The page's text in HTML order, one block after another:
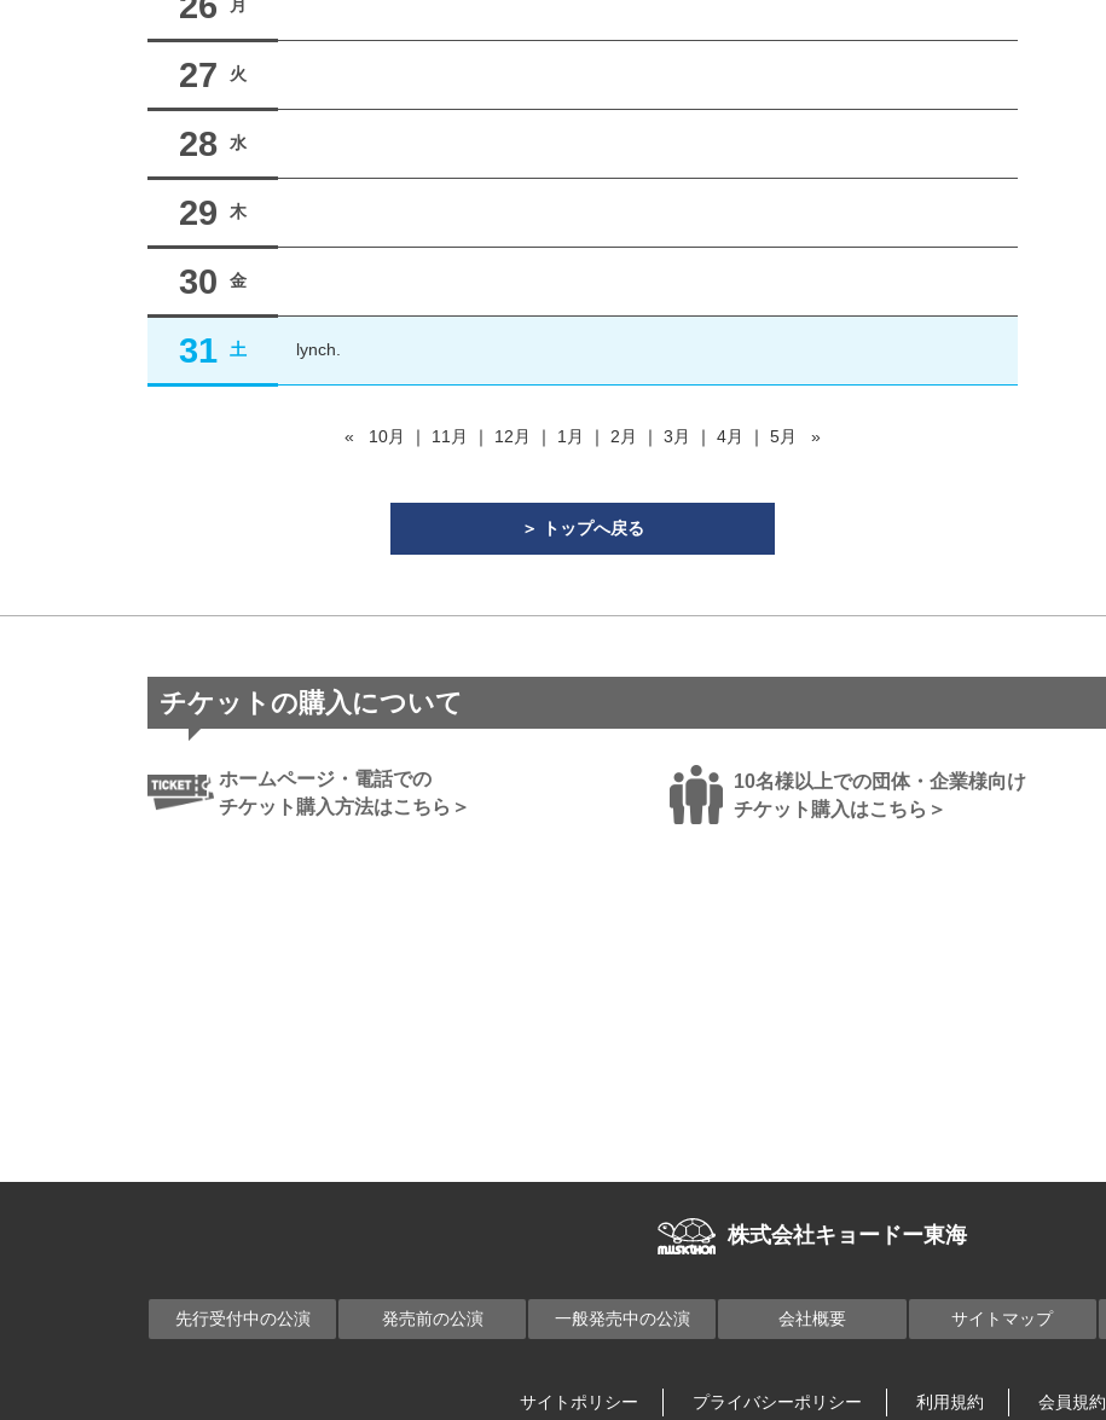
月
27 火
28 水
29 木
30 金
31 土 lynch.
« 10月 ｜ 11月 ｜ 12月 ｜ 1月 ｜ 2月 ｜ 3月 ｜ 4月 ｜ 5月 »
＞ トップへ戻る
チケットの購入について
ホームページ・電話での
チケット購入方法はこちら＞
10名様以上での団体・企業様向け
チケット購入はこちら＞
株式会社キョードー東海
先行受付中の公演 発売前の公演 一般発売中の公演 会社概要 サイトマップ
サイトポリシー プライバシーポリシー 利用規約 会員規約